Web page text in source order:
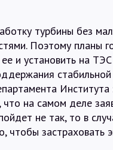
турбины без
Поэтому планы
и установить на
на самом деле
не так, то в
чтобы застраховать